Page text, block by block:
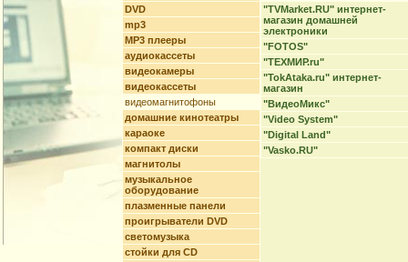
DVD
mp3
MP3 плееры
аудиокассеты
видеокамеры
видеокассеты
видеомагнитофоны
домашние кинотеатры
караоке
компакт диски
магнитолы
музыкальное
оборудование
плазменные панели
проигрыватели DVD
светомузыка
стойки для CD
"TVMarket.RU" интернет-
магазин домашней
электроники
"FOTOS"
"ТЕХМИР.ru"
"TokAtaka.ru" интернет-
магазин
"ВидеоМикс"
"Video System"
"Digital Land"
"Vasko.RU"